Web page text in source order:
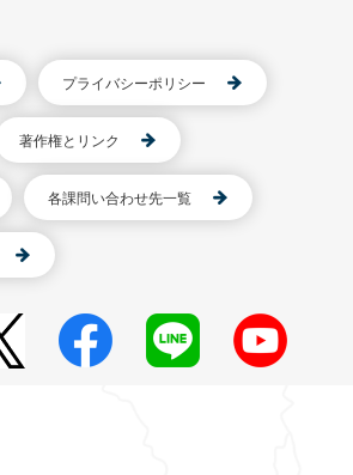
プライバシーポリシー
著作権とリンク
各課問い合わせ先一覧